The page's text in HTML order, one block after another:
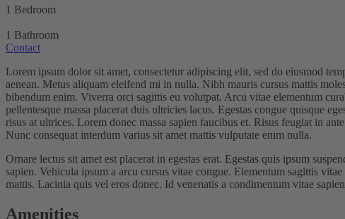
1 Bedroom
1 Bathroom
Contact
Lorem ipsum dolor sit amet, consectetur adipiscing elit, sed do eiusmod
aenean. Metus aliquam eleifend mi in nulla. Nibh mauris cursus mattis
bibendum enim. Viverra orci sagittis eu volutpat. Arcu vitae elementum
pellentesque massa placerat duis ultricies lacus. Egestas congue quisque
risus at ultrices. Lorem donec massa sapien faucibus et. Risus feugiat in
Nunc consequat interdum varius sit amet mattis vulputate enim nulla.
Ornare lectus sit amet est placerat in egestas erat. Egestas quis ipsum
sapien. Vehicula ipsum a arcu cursus vitae congue. Elementum sagittis
mattis. Lacinia quis vel eros donec. Id venenatis a condimentum vitae
Amenities